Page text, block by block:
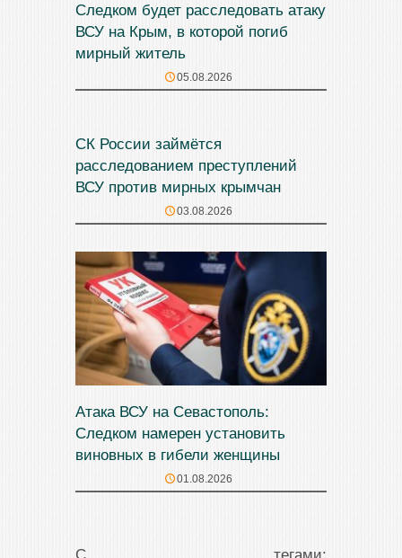
Следком будет расследовать атаку
ВСУ на Крым, в которой погиб
мирный житель
05.08.2026
СК России займётся
расследованием преступлений
ВСУ против мирных крымчан
03.08.2026
Атака ВСУ на Севастополь:
Следком намерен установить
виновных в гибели женщины
01.08.2026